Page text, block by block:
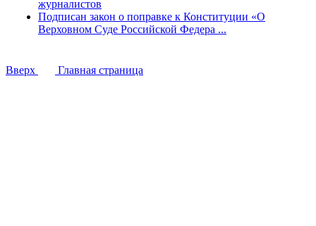
журналистов
Подписан закон о поправке к Конституции «О
Верховном Суде Российской Федера ...
Вверх Главная страница